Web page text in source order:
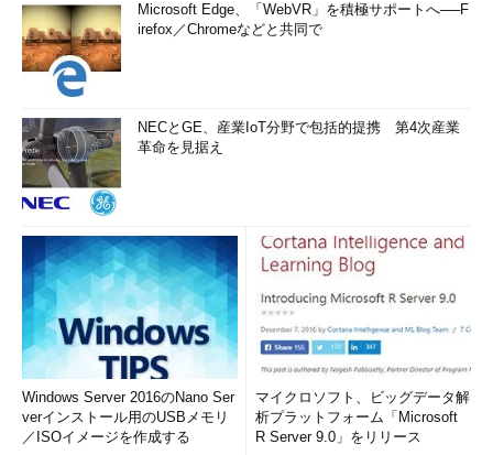
Microsoft Edge、「WebVR」を積極サポートへ──F
irefox／Chromeなどと共同で
NECとGE、産業IoT分野で包括的提携 第4次産業
革命を見据え
Windows Server 2016のNano Ser
verインストール用のUSBメモリ
／ISOイメージを作成する
マイクロソフト、ビッグデータ解
析プラットフォーム「Microsoft
R Server 9.0」をリリース